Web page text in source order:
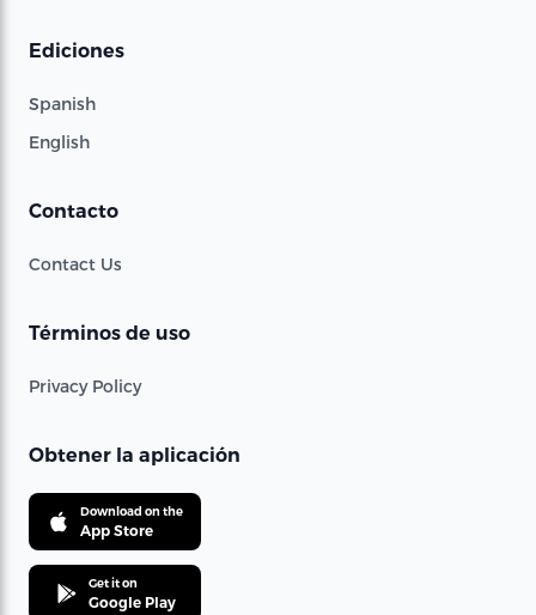
Ediciones
Spanish
English
Contacto
Contact Us
Términos de uso
Privacy Policy
Obtener la aplicación
Download on the
App Store
Get it on
Google Play